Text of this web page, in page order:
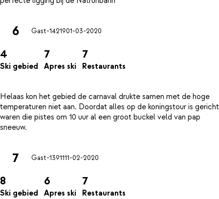
6 Gast-1421901-03-2020
4
Ski gebied
7
Apres ski
7
Restaurants
Helaas kon het gebied de carnaval drukte samen met de hoge
temperaturen niet aan. Doordat alles op de koningstour is gericht
waren die pistes om 10 uur al een groot buckel veld van pap
7 Gast-1391111-02-2020
8
Ski gebied
6
Apres ski
7
Restaurants